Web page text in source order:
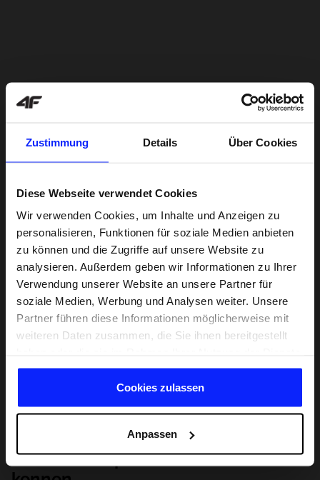
Zustimmung Details Über Cookies
Diese Webseite verwendet Cookies
Wir verwenden Cookies, um Inhalte und Anzeigen zu
personalisieren, Funktionen für soziale Medien anbieten
zu können und die Zugriffe auf unsere Website zu
analysieren. Außerdem geben wir Informationen zu Ihrer
Verwendung unserer Website an unsere Partner für
soziale Medien, Werbung und Analysen weiter. Unsere
Partner führen diese Informationen möglicherweise mit
weiteren Daten zusammen, die Sie ihnen bereitgestellt
gesammelt haben.
Cookies zulassen
Anpassen
Lernen Sie Sport von Grund auf